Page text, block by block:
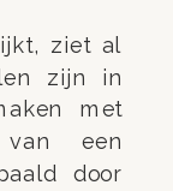
ziet al
zijn in
met
een
door